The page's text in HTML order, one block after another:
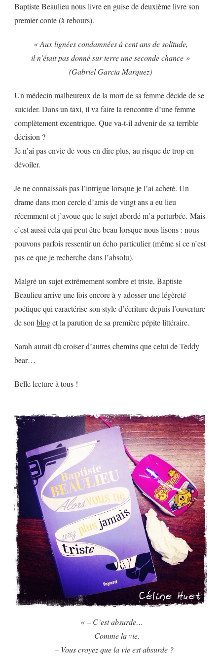
PLUS
BAPTISTE
BEAULIEU…
Baptiste Beaulieu nous livre en guise de deuxième livre son
premier conte (à rebours).
« Aux lignées condamnées à cent ans de solitude,
il n’était pas donné sur terre une seconde chance »
(Gabriel Garcia Marquez)
Un médecin malheureux de la mort de sa femme décide de se
suicider. Dans un taxi, il va faire la rencontre d’une femme
complètement excentrique. Que va-t-il advenir de sa terrible
décision ?
Je n’ai pas envie de vous en dire plus, au risque de trop en
dévoiler.
Je ne connaissais pas l’intrigue lorsque je l’ai acheté. Un
drame dans mon cercle d’amis de vingt ans a eu lieu
récemment et j’avoue que le sujet abordé m’a perturbée. Mais
c’est aussi cela qui peut être beau lorsque nous lisons : nous
pouvons parfois ressentir un écho particulier (même si ce n’est
pas ce que je recherche dans l’absolu).
Malgré un sujet extrêmement sombre et triste, Baptiste
Beaulieu arrive une fois encore à y adosser une légèreté
poétique qui caractérise son style d’écriture depuis l’ouverture
de son bloget la parution de sa première pépite littéraire.
Sarah aurait dû croiser d’autres chemins que celui de Teddy
bear…
Belle lecture à tous !
« – C’est absurde…
– Comme la vie.
– Vous croyez que la vie est absurde ?